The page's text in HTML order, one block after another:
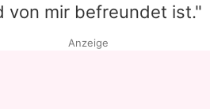
von mir befreundet ist."
Anzeige